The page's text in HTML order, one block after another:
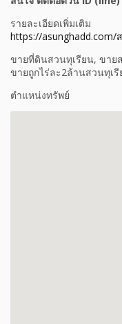
รายละเอียดเพิ่มเติม
https://
ขายที่ดินสวนทุเรียน, ขาย
ขายถูกไร่ละ2ล้านสวนทุเ
ตำแหน่งทรัพย์